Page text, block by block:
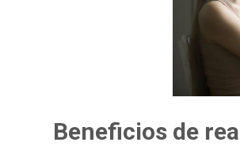
Beneficios de